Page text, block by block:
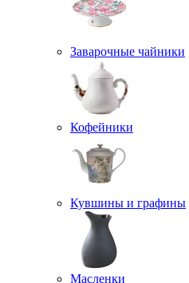
Заварочные чайники
Кофейники
Кувшины и графины
Масленки